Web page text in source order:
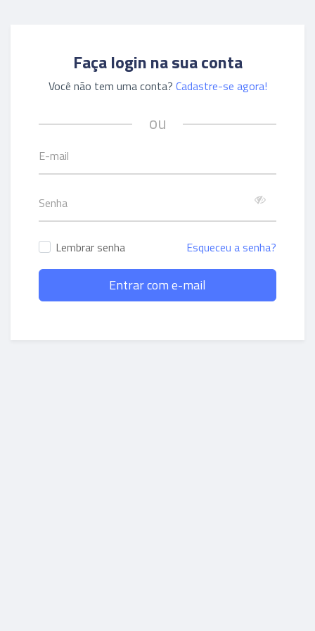
Faça login na sua conta
Você não tem uma conta? Cadastre-se agora!
ou
Lembrar senha Esqueceu a senha?
Entrar com e-mail